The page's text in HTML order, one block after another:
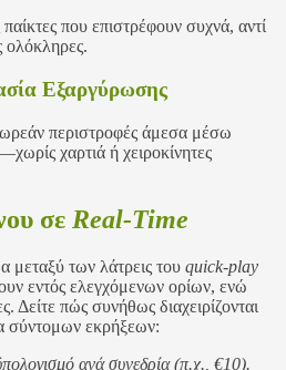
που επιστρέφουν συχνά, αντί
ολόκληρες.
Εξαργύρωσης
περιστροφές άμεσα μέσω
χαρτιά ή χειροκίνητες
σε Real‑Time
των λάτρεις του quick‑play
εντός ελεγχόμενων ορίων, ενώ
Δείτε πώς συνήθως διαχειρίζονται
σύντομων εκρήξεων:
ανά συνεδρία (π.χ., €10).